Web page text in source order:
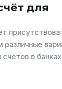
для
различные
в банках